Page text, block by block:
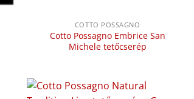
COTTO POSSAGNO
Cotto Possagno Embrice San
Michele tetőcserép